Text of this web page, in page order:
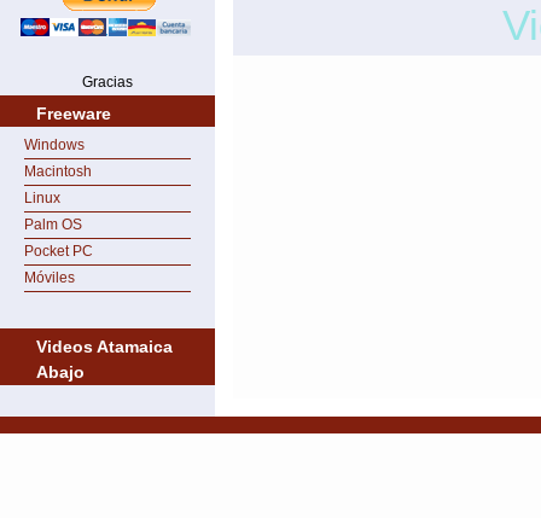
Gracias
Freeware
Windows
Macintosh
Linux
Palm OS
Pocket PC
Móviles
Videos Atamaica
Abajo